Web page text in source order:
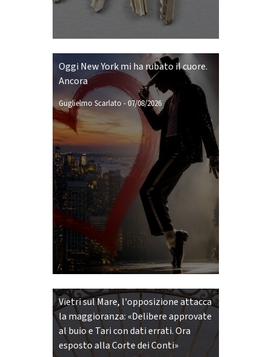
Oggi New York mi ha rubato il cuore.
Ancora
Guglielmo Scarlato -07/08/2026
Vietri sul Mare, l'opposizione attacca
la maggioranza: «Delibere approvate
al buio e Tari con dati errati. Ora
esposto alla Corte dei Conti»